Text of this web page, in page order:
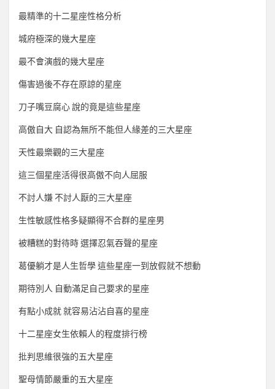
最精準的十二星座性格分析
城府極深的幾大星座
最不會演戲的幾大星座
傷害過後不存在原諒的星座
刀子嘴豆腐心 說的竟是這些星座
高傲自大 自認為無所不能但人緣差的三大星座
天性最樂觀的三大星座
這三個星座活得很高傲不向人屈服
不討人嫌 不討人厭的三大星座
生性敏感性格多疑顯得不合群的星座男
被糟糕的對待時 選擇忍氣吞聲的星座
葛優躺才是人生哲學 這些星座一到放假就不想動
期待別人 自動滿足自己要求的星座
有點小成就 就容易沾沾自喜的星座
十二星座女生依賴人的程度排行榜
批判思維很強的五大星座
聖母情節嚴重的五大星座